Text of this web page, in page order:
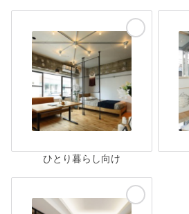
ひとり暮らし向け